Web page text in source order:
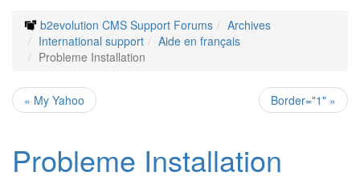
b2evolution CMS Support Forums
Archives
International support
Aide en français
Probleme Installation
« My Yahoo Border="1" »
Probleme Installation